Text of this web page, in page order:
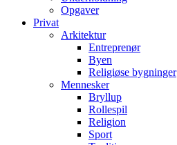
Opgaver
Privat
Arkitektur
Entreprenør
Byen
Religiøse bygninger
Mennesker
Bryllup
Rollespil
Religion
Sport